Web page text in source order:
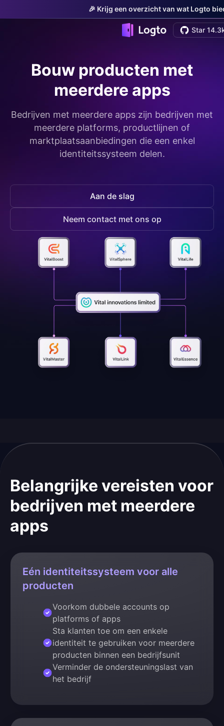
🎉 Krijg een overzicht van wat Logto
Star
Bouw producten met
meerdere apps
Bedrijven met meerdere apps zijn bedrijven met
meerdere platforms, productlijnen of
marktplaatsaanbiedingen die een enkel
identiteitssysteem delen.
Aan de slag
Neem contact met ons op
Belangrijke vereisten voor
bedrijven met meerdere
apps
Eén identiteitssysteem voor alle
producten
Voorkom dubbele accounts op
platforms of apps
Sta klanten toe om een enkele
identiteit te gebruiken voor meerdere
producten binnen een bedrijfsunit
Verminder de ondersteuningslast van
het bedrijf